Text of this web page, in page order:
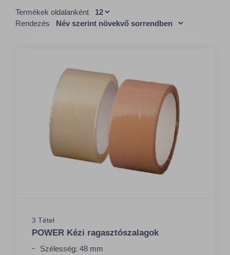
Termékek oldalanként
Rendezés
3 Tétel
POWER Kézi ragasztószalagok
Szélesség: 48 mm